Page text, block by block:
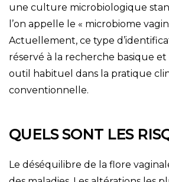
une culture microbiologique
l’on appelle le « microbiome
Actuellement, ce type
réservé à la recherche basique
outil habituel dans la pratique
conventionnelle.
QUELS SONT LES
Le déséquilibre de la flore